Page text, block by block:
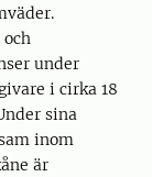
under
i cirka 18
sina
inom
är